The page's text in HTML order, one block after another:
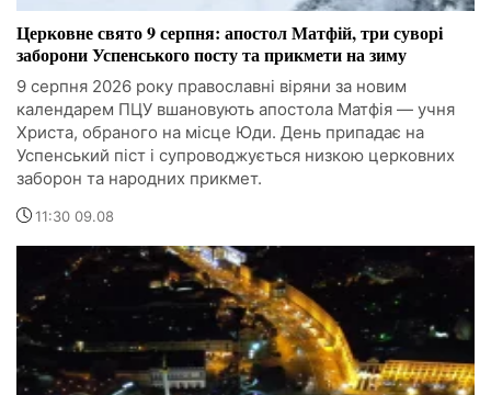
Церковне свято 9 серпня: апостол Матфій, три суворі
заборони Успенського посту та прикмети на зиму
9 серпня 2026 року православні віряни за новим
календарем ПЦУ вшановують апостола Матфія — учня
Христа, обраного на місце Юди. День припадає на
Успенський піст і супроводжується низкою церковних
заборон та народних прикмет.
11:30 09.08